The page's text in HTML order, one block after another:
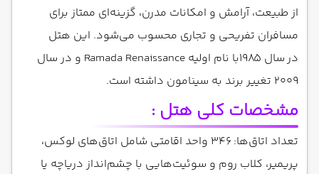
از طبیعت، آرامش و امکانات مدرن، گزینه‌ای ممتاز برای
مسافران تفریحی و تجاری محسوب می‌شود. این هتل
در سال ۱۹۸۵با نام اولیه Ramada Renaissance و در سال
2009 تغییر برند به سینامون داشته است.
مشخصات کلی هتل :
تعداد اتاق‌ها: ۳۴۶ واحد اقامتی شامل اتاق‌های لوکس،
پریمیر، کلاب روم و سوئیت‌هایی با چشم‌انداز دریاچه یا